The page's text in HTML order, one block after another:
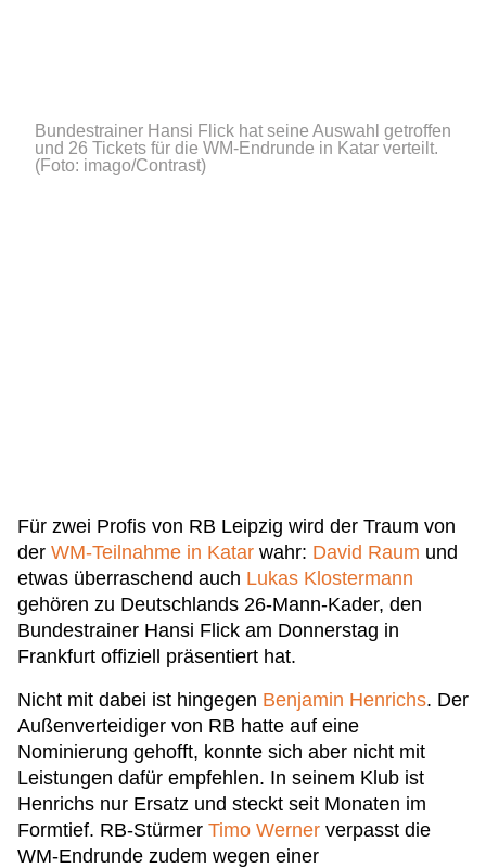
Bundestrainer Hansi Flick hat seine Auswahl getroffen
und 26 Tickets für die WM-Endrunde in Katar verteilt.
(Foto: imago/Contrast)
Für zwei Profis von RB Leipzig wird der Traum von
der WM-Teilnahme in Katar wahr: David Raum und
etwas überraschend auch Lukas Klostermann
gehören zu Deutschlands 26-Mann-Kader, den
Bundestrainer Hansi Flick am Donnerstag in
Frankfurt offiziell präsentiert hat.
Nicht mit dabei ist hingegen Benjamin Henrichs. Der
Außenverteidiger von RB hatte auf eine
Nominierung gehofft, konnte sich aber nicht mit
Leistungen dafür empfehlen. In seinem Klub ist
Henrichs nur Ersatz und steckt seit Monaten im
Formtief. RB-Stürmer Timo Werner verpasst die
WM-Endrunde zudem wegen einer